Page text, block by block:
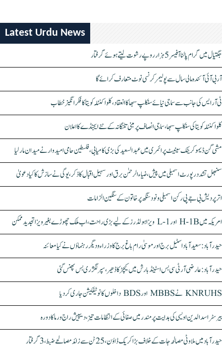
Latest Urdu News
جگتیال میں گرام پالنا آفیسر 5 ہزار روپے رشوت لیتے ہوئے گرفتار
آر بی آئی آئندہ مالی سال سے پولیمر کرنسی نوٹ متعارف کرائے گا
ٹی آر ایس کی جانب سے سماجی نیائے سنکلپ سبھا کا انعقاد، کلواکنٹلہ کویتا کا فکر انگیز خطاب
کلواکنٹلہ کویتا کی سنکلپ سبھا، سماجی انصاف پر مبنی تلنگانہ کے نئے ایجنڈے کا اعلان
مشی گن ڈیموکریٹک سینیٹ پرائمری میں عبدالسعید کی بڑی کامیابی، فلسطین حامی امیدوار نے میدان مار لیا
سنبھل تشدد رپورٹ اسمبلی میں پیش، ضیاء الرحمٰن برق اور سہیل اقبال کا ذکر، یوگی نے سازش کا کیا دعویٰ
اتر پردیش بی جے پی رکن اسمبلی ونود سنگھ پر خاتون کے سنگین الزامات
امریکہ میں H-1B اور L-1 ویزا ہولڈرز کے لیے بڑی راحت، اب ملک چھوڑے بغیر ویزا تجدید ممکن
حیدرآباد: سعیدآباد اسٹیل برج اور موسیٰ رام باغ برج کا وزراء و دیگر رہنماؤں نے کیا معائنہ
حیدرآباد: عارضی آر ٹی سی بس اسٹینڈ بارش میں کیچڑ کا ڈھیر، سپر لگژری بس پھنس گئی
KNRUHS نے MBBS اور BDS داخلوں کا نوٹیفکیشن جاری کر دیا
بیرسٹر اسدالدین اویسی کی ہدایت پر مندر میں صفائی کے انتظامات تیز، دیپیش راج ورما کا دورہ
حیدرآباد میں ملاوٹی مصالحہ جات کے خلاف بڑا کریک ڈاؤن، 25 ٹن سے زائد مصالحے ضبط، 3 گرفتار